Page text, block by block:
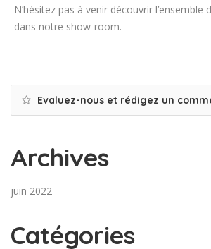
N’hésitez pas à venir découvrir l’ensemble
dans notre show-room.
Evaluez-nous et rédigez un
Archives
juin 2022
Catégories